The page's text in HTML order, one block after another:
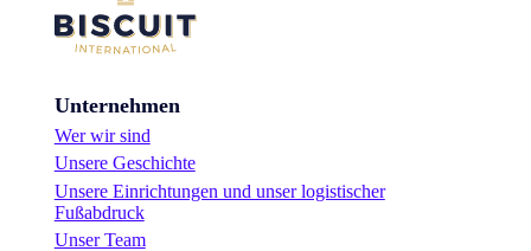
Unternehmen
Wer wir sind
Unsere Geschichte
Unsere Einrichtungen und unser logistischer
Fußabdruck
Unser Team